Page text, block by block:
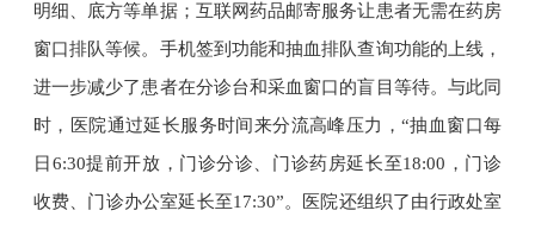
明细、底方等单据；互联网药品邮寄服务让患者无需在药房
窗口排队等候。手机签到功能和抽血排队查询功能的上线，
进一步减少了患者在分诊台和采血窗口的盲目等待。与此同
时，医院通过延长服务时间来分流高峰压力，“抽血窗口每
日6:30提前开放，门诊分诊、门诊药房延长至18:00，门诊
收费、门诊办公室延长至17:30”。医院还组织了由行政处室